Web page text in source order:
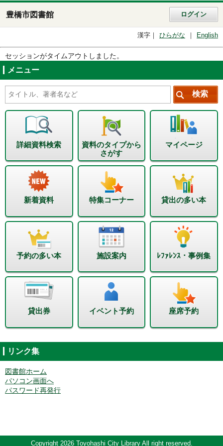
豊橋市図書館 ログイン
漢字 ひらがな English
セッションがタイムアウトしました。
メニュー
詳細資料検索
資料のタイプから
さがす
マイページ
新着資料 特集コーナー 貸出の多い本
予約の多い本 施設案内 ﾚﾌｧﾚﾝｽ・事例集
貸出券 イベント予約 座席予約
リンク集
図書館ホーム
パソコン画面へ
パスワード再発行
Copyright 2026 Toyohashi City Library All right reserved.